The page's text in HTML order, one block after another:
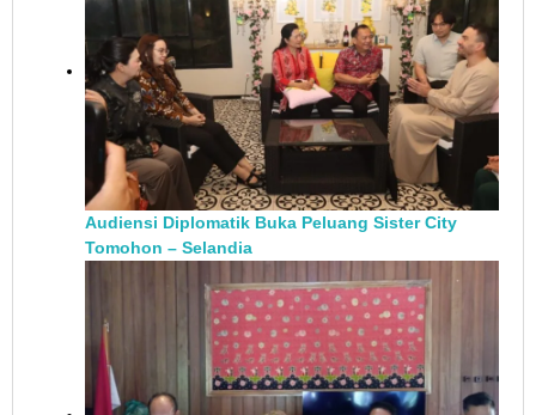
Audiensi Diplomatik Buka Peluang Sister City
Tomohon – Selandia